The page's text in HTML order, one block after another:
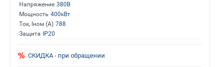
Напряжение 380В
Мощность 400кВт
Ток, Iном (А) 788
Защита
IP20
СКИДКА - при обращении